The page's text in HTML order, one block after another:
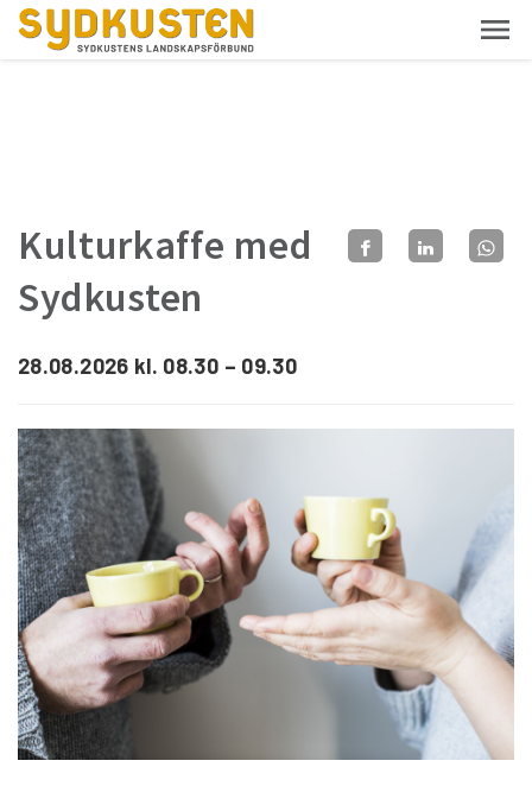
Kulturkaffe med
Sydkusten
28.08.2026 kl. 08.30 – 09.30